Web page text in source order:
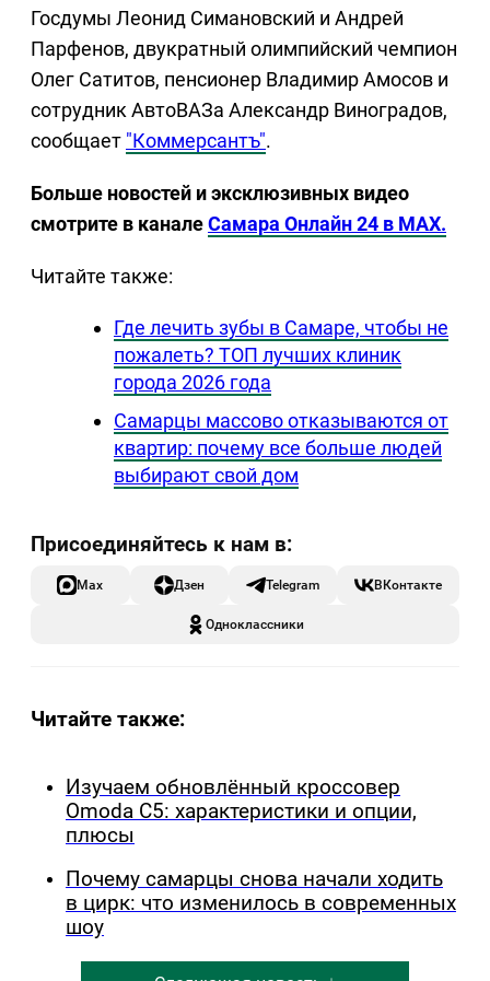
Госдумы Леонид Симановский и Андрей
Парфенов, двукратный олимпийский чемпион
Олег Сатитов, пенсионер Владимир Амосов и
сотрудник АвтоВАЗа Александр Виноградов,
сообщает "Коммерсантъ".
Больше новостей и эксклюзивных видео
смотрите в каналеСамара Онлайн 24 в MAX.
Читайте также:
Где лечить зубы в Самаре, чтобы не
пожалеть? ТОП лучших клиник
города 2026 года
Самарцы массово отказываются от
квартир: почему все больше людей
выбирают свой дом
Max Дзен Telegram ВКонтакте
Одноклассники
Читайте также:
Изучаем обновлённый кроссовер
Omoda C5: характеристики и опции,
плюсы
Почему самарцы снова начали ходить
в цирк: что изменилось в современных
шоу